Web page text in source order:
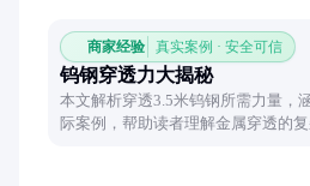
商家经验 真实案例 · 安全可信
钨钢穿透力大揭秘
本文解析穿透3.5米钨钢所需力量，
际案例，帮助读者理解金属穿透的复